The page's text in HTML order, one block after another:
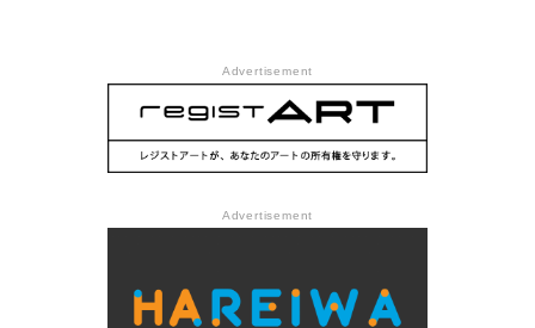
Advertisement
Advertisement